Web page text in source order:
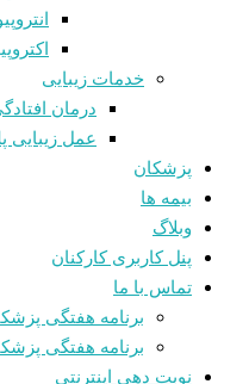
خدمات زیبایی
درمان
عمل زیبایی
پزشکان
بیمه ها
وبلاگ
پنل کاربری کارکنان
تماس با ما
برنامه هفتگی
برنامه هفتگی
نوبت دهی اینترنتی